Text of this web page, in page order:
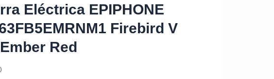
Eléctrica EPIPHONE
Firebird V
Red